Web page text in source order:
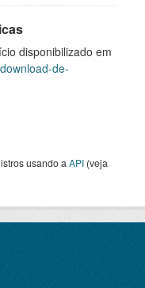
disponibilizado em
de-
usando a API (veja